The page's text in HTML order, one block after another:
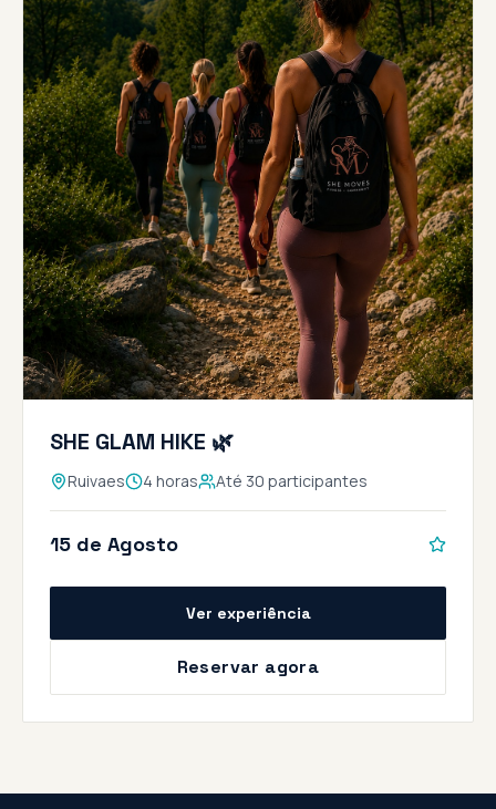
SHE GLAM HIKE 🌿
Ruivaes 4 horas Até 30 participantes
15 de Agosto
Ver experiência
Reservar agora